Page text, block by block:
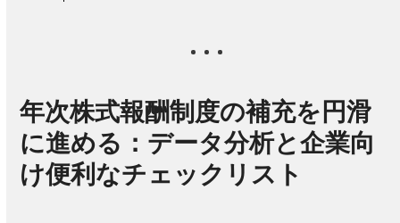
年次株式報酬制度の補充を円滑
に進める：データ分析と企業向
け便利なチェックリスト